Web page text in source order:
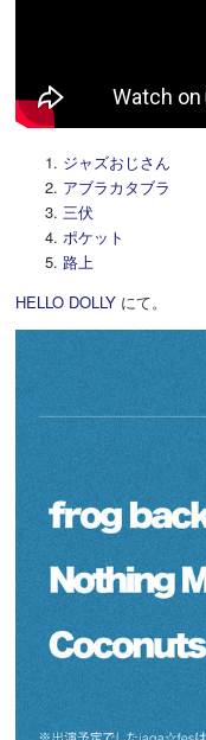
ジャズおじさん
アブラカタブラ
三伏
ポケット
路上
HELLO DOLLY にて。